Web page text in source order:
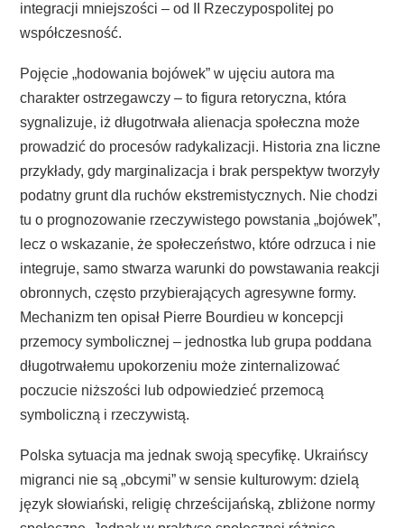
integracji mniejszości – od II Rzeczypospolitej po
współczesność.
Pojęcie „hodowania bojówek” w ujęciu autora ma
charakter ostrzegawczy – to figura retoryczna, która
sygnalizuje, iż długotrwała alienacja społeczna może
prowadzić do procesów radykalizacji. Historia zna liczne
przykłady, gdy marginalizacja i brak perspektyw tworzyły
podatny grunt dla ruchów ekstremistycznych. Nie chodzi
tu o prognozowanie rzeczywistego powstania „bojówek”,
lecz o wskazanie, że społeczeństwo, które odrzuca i nie
integruje, samo stwarza warunki do powstawania reakcji
obronnych, często przybierających agresywne formy.
Mechanizm ten opisał Pierre Bourdieu w koncepcji
przemocy symbolicznej – jednostka lub grupa poddana
długotrwałemu upokorzeniu może zinternalizować
poczucie niższości lub odpowiedzieć przemocą
symboliczną i rzeczywistą.
Polska sytuacja ma jednak swoją specyfikę. Ukraińscy
migranci nie są „obcymi” w sensie kulturowym: dzielą
język słowiański, religię chrześcijańską, zbliżone normy